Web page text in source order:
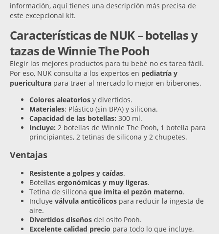
información, aquí tienes una descripción más precisa de
este excepcional kit.
Características de NUK – botellas y
tazas de Winnie The Pooh
Elegir los mejores productos para tu bebé no es tarea fácil.
Por eso, NUK consulta a los expertos en pediatría y
puericultura para traer al mercado lo mejor en biberones.
Colores aleatorios y divertidos.
Materiales: Plástico (sin BPA) y silicona.
Capacidad de las botellas: 300 ml.
Incluye: 2 botellas de Winnie The Pooh, 1 botella para
principiantes, 2 tetinas de silicona y 2 chupetes.
Ventajas
Resistente a golpes y caídas.
Botellas ergonómicas y muy ligeras.
Tetina de silicona que imita el pezón materno.
Incluye válvula anticólicos para reducir la ingesta de
aire.
Divertidos diseños del osito Pooh.
Excelente calidad precio para todo lo que incluye.